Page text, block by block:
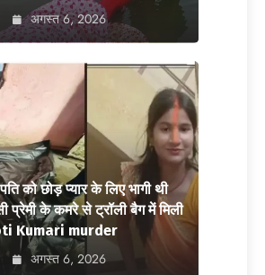
अगस्त 6, 2026
को छोड़ प्यार के लिए भागी थी
प्रेमी के कमरे से ट्रॉली बैग में मिली
Kumari murder
अगस्त 6, 2026